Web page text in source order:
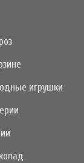
игрушки